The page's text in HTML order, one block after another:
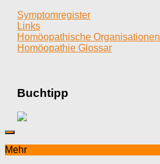
Symptomregister
Links
Homöopathische Organisationen
Homöopathie Glossar
Buchtipp
Mehr